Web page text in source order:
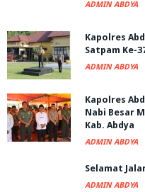
ADMIN ABDYA
Kapolres
Satpam Ke-
ADMIN ABDYA
Kapolres
Nabi Besar
Kab. Abdya
ADMIN ABDYA
Selamat
ADMIN ABDYA